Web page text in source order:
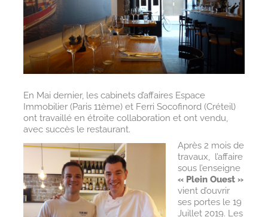
En Mai dernier, les cabinets d’affaires Espace
Immobilier (Paris 11ème) et Ferri Socofinord (Créteil)
ont travaillé en étroite collaboration et ont vendu,
avec succès le restaurant.
Après 2 mois de
travaux, l’affaire
sous l’enseigne
« Plein Ouest »
vient d’ouvrir
ses portes le 19
Juillet 2019. Les